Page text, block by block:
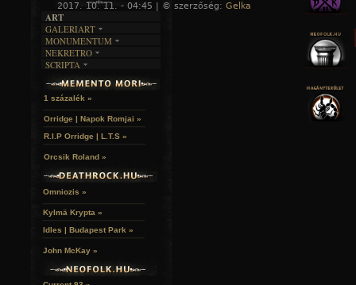
2017. 10. 11. - 04:45 | © szerzőség: Gelka «
ART
GALERIART
ARTGALERI
KÉPREGÉNYEK
LAKÁSKULTS
MONUMENTUM
TEMETŐK
TEMPLOMOK
VÁRAK
HELYEK
NEKRETRO
SZUBKULT
FEKETE LYUK
RELIKVIÁK
SCRIPTA
NOVELLÁK
VERSEK
1 százalék »
Orridge | Napok Romjai »
R.I.P Orridge | L.T.S »
Orcsik Roland »
Omniozis »
Kylmä Krypta »
Idles | Budapest Park »
John McKay »